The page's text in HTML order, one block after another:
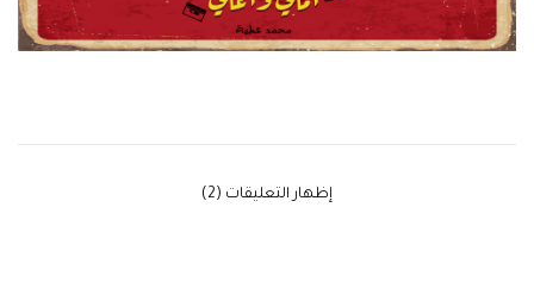
‫إظهار التعليقات (2)